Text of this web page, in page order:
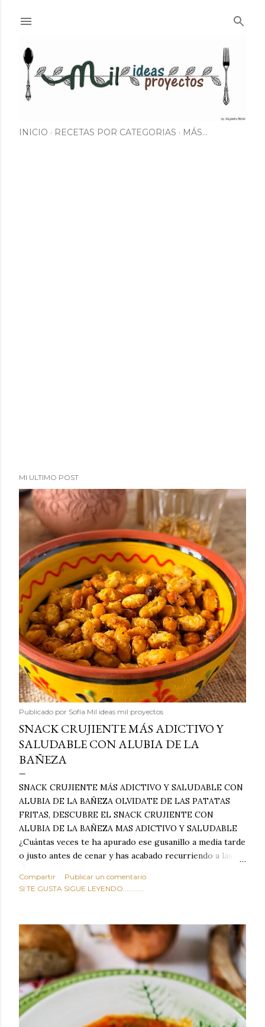
INICIO RECETAS POR CATEGORIAS MÁS…
MI ULTIMO POST
Publicado por Sofía Mil ideas mil proyectos
SNACK CRUJIENTE MÁS ADICTIVO Y
SALUDABLE CON ALUBIA DE LA
BAÑEZA
SNACK CRUJIENTE MÁS ADICTIVO Y SALUDABLE CON
ALUBIA DE LA BAÑEZA OLVIDATE DE LAS PATATAS
FRITAS, DESCUBRE EL SNACK CRUJIENTE CON
ALUBIA DE LA BAÑEZA MAS ADICTIVO Y SALUDABLE
¿Cuántas veces te ha apurado ese gusanillo a media tarde
o justo antes de cenar y has acabado recurriendo a las
típicas patatas de bolsa, frutos secos fritos o snacks
ultraprocesados llenos de grasas saturadas y sodio?
sabroso, con ese toque tostado y crujiente que tanto nos
satisface. Estas alubias crujientes al horno van a cambiar
por completo tu forma de ver las legumbres. Olvídate de
asociar las alubias únicamente a los guisos tradicionales y
copiosos de invierno. Con esta receta simple pero
revolucionaria, transformaremos un ingrediente tan
humilde como la alubia de La Bañeza en un snack ligero,
dorado, cargado de proteína y 100% natural. Es el
Compartir
Publicar un comentario
SI TE GUSTA SIGUE LEYENDO............